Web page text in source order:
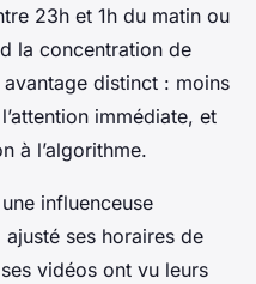
23h et 1h du matin ou
la concentration de
distinct : moins
immédiate, et
à l’algorithme.
influenceuse
ses horaires de
vidéos ont vu leurs